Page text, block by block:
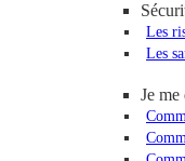
Les
Les
Je me